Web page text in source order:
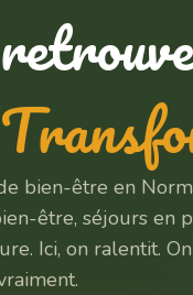
bien-être en
être, séjours en
Ici, on ralentit.